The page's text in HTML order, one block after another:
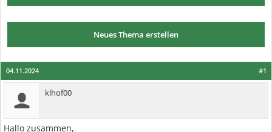
Neues Thema erstellen
#1
04.11.2024
klhof00
Hallo zusammen,